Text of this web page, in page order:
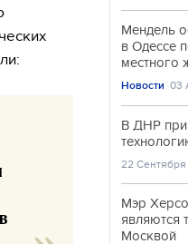
Мендель
в Одессе
местного
Новости 03
В ДНР
22 Сентября
Мэр
являются
Москвой